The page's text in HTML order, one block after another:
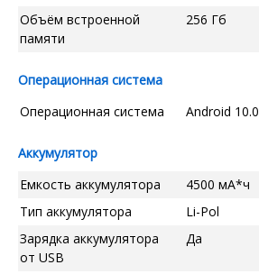
Объём встроенной
памяти
256 Гб
Операционная система
Операционная система
Android 10.0
Аккумулятор
Емкость аккумулятора
4500 мА*ч
Тип аккумулятора
Li-Pol
Зарядка аккумулятора
от USB
Да